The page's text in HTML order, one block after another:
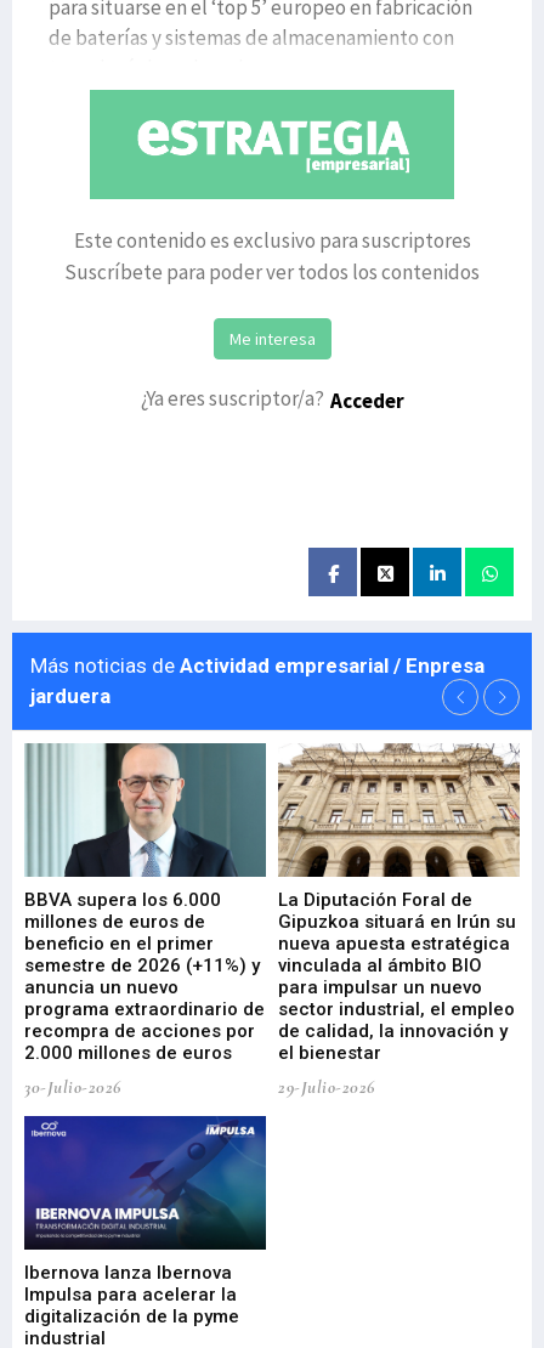
para situarse en el ‘top 5’ europeo en fabricación
de baterías y sistemas de almacenamiento con
Este contenido es exclusivo para suscriptores
Suscríbete para poder ver todos los contenidos
Me interesa
¿Ya eres suscriptor/a? Acceder
Más noticias de Actividad empresarial / Enpresa
jarduera
BBVA supera los 6.000
millones de euros de
beneficio en el primer
semestre de 2026 (+11%) y
anuncia un nuevo
programa extraordinario de
recompra de acciones por
2.000 millones de euros
30-Julio-2026
La Diputación Foral de
Gipuzkoa situará en Irún su
nueva apuesta estratégica
vinculada al ámbito BIO
para impulsar un nuevo
sector industrial, el empleo
de calidad, la innovación y
el bienestar
29-Julio-2026
Ibernova lanza Ibernova
Impulsa para acelerar la
digitalización de la pyme
industrial